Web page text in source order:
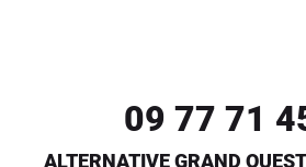
09 77 71
ALTERNATIVE GRAND